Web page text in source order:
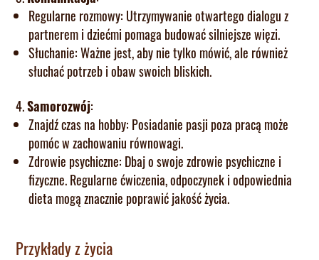
Regularne rozmowy: Utrzymywanie otwartego dialogu z
partnerem i dziećmi pomaga budować silniejsze więzi.
Słuchanie: Ważne jest, aby nie tylko mówić, ale również
słuchać potrzeb i obaw swoich bliskich.
Samorozwój:
Znajdź czas na hobby: Posiadanie pasji poza pracą może
pomóc w zachowaniu równowagi.
Zdrowie psychiczne: Dbaj o swoje zdrowie psychiczne i
fizyczne. Regularne ćwiczenia, odpoczynek i odpowiednia
dieta mogą znacznie poprawić jakość życia.
Przykłady z życia